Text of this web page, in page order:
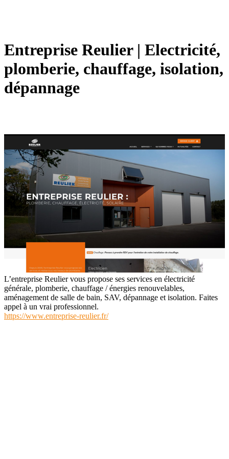
Entreprise Reulier | Electricité,
plomberie, chauffage, isolation,
dépannage
L’entreprise Reulier vous propose ses services en électricité
générale, plomberie, chauffage / énergies renouvelables,
aménagement de salle de bain, SAV, dépannage et isolation. Faites
appel à un vrai professionnel.
https://www.entreprise-reulier.fr/